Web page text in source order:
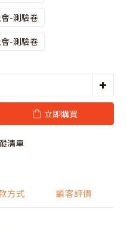
-測驗卷
-測驗卷
立即購買
清單
方式 顧客評價